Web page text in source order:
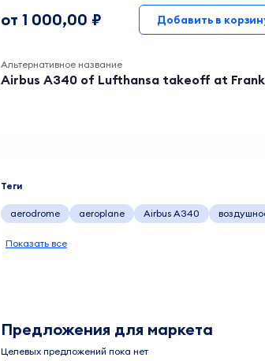
от 1 000,00 ₽ Добавить в
Альтернативное название
Airbus A340 of Lufthansa takeoff at
Теги
aerodrome aeroplane Airbus A340
Показать все
Предложения для маркета
Целевых предложений пока нет